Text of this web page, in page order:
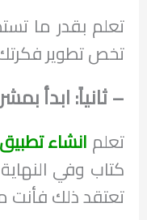
تعلم بقدر ما
تخص تطوير
– ثانياً: ابدأ
تعلم انشاء
كتاب وفي النهاية
تعتقد ذلك